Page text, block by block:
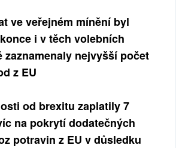
ve veřejném mínění byl
i v těch volebních
zaznamenaly nejvyšší počet
z EU
od brexitu zaplatily 7
na pokrytí dodatečných
potravin z EU v důsledku